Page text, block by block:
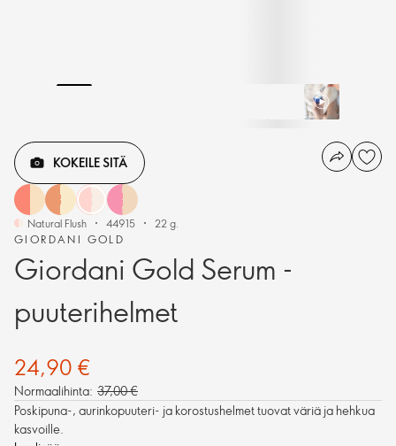
GIORDANI GOLD
Giordani Gold Serum -
puuterihelmet
KOKEILE SITÄ
Natural Flush 44915 22 g.
24,90 €
Normaalihinta: 37,00 €
Poskipuna-, aurinkopuuteri- ja korostushelmet tuovat väriä ja hehkua
kasvoille.